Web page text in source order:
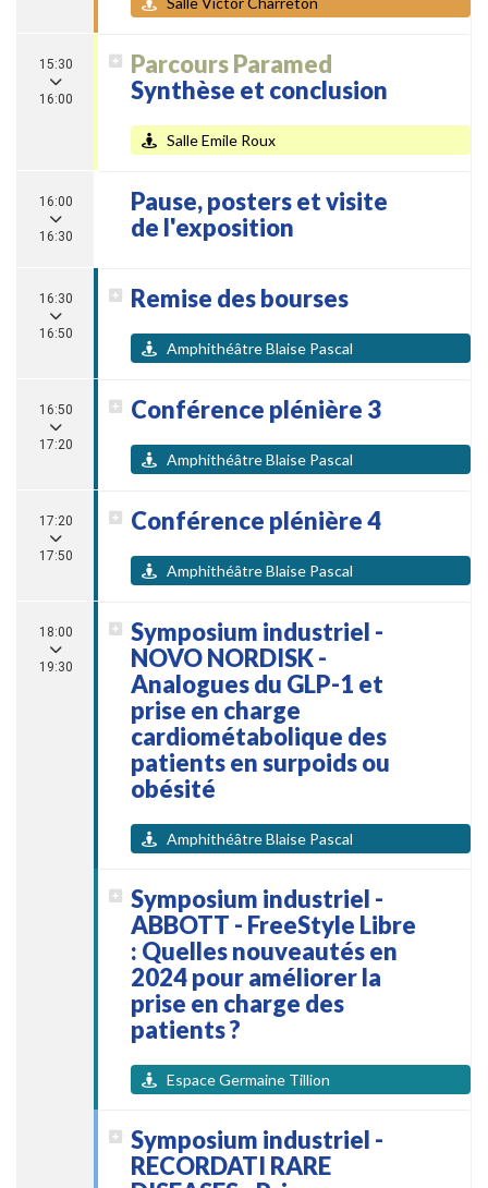
15:30
16:00
Parcours Paramed
Synthèse et conclusion
Salle Emile Roux
16:00
16:30
Pause, posters et visite
de l'exposition
16:30
16:50
Remise des bourses
Amphithéâtre Blaise Pascal
16:50
17:20
Conférence plénière 3
Amphithéâtre Blaise Pascal
17:20
17:50
Conférence plénière 4
Amphithéâtre Blaise Pascal
18:00
19:30
Symposium industriel -
NOVO NORDISK -
Analogues du GLP-1 et
prise en charge
cardiométabolique des
patients en surpoids ou
obésité
Amphithéâtre Blaise Pascal
Symposium industriel -
ABBOTT - FreeStyle Libre
: Quelles nouveautés en
2024 pour améliorer la
prise en charge des
patients ?
Espace Germaine Tillion
Symposium industriel -
RECORDATI RARE